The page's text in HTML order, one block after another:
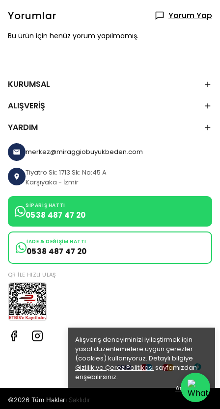
Alışveriş deneyiminizi iyileştirmek için
yasal düzenlemelere uygun çerezler
(cookies) kullanıyoruz. Detaylı bilgiye
Gizlilik ve Çerez Politikası sayfamızdan
erişebilirsiniz.
Anladım
Yorumlar Yorum Yap
Bu ürün için henüz yorum yapılmamış.
KURUMSAL
ALIŞVERİŞ
YARDIM
merkez@miraggiobuyukbeden.com
Tiyatro Sk: 1713 Sk: No:45 A
Karşıyaka - İzmir
SIPARIŞ HATTI
0538 487 47 20
İADE & DEĞIŞIM HATTI
0538 487 47 20
QR ILE HIZLI ULAŞ
©2026 Tüm Hakları Saklıdır